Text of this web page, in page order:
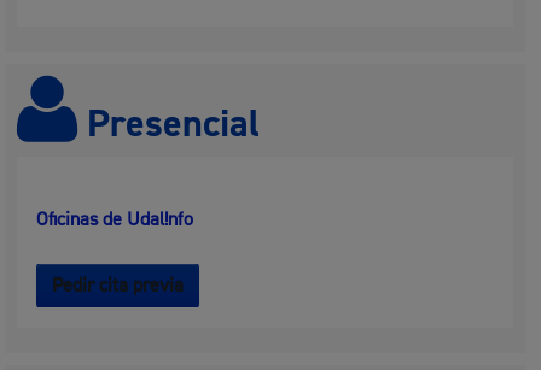
Presencial
Oficinas de Udal!nfo
Pedir cita previa